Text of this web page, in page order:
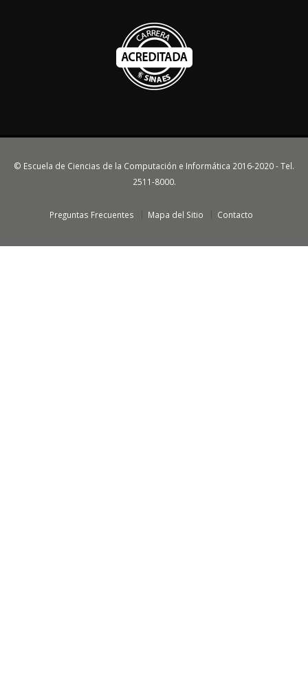
© Escuela de Ciencias de la Computación e Informática 2016-2020 - Tel.
2511-8000.
Preguntas Frecuentes Mapa del Sitio Contacto